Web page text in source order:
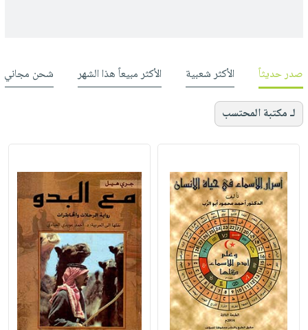
صدر حديثاً الأكثر شعبية الأكثر مبيعاً هذا الشهر شحن مجاني
لـ مكتبة المحتسب